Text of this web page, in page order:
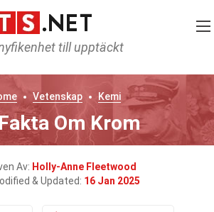
till upptäckt
Vetenskap Kemi
Om Krom
Av: Holly-Anne Fleetwood
& Updated: 16 Jan 2025